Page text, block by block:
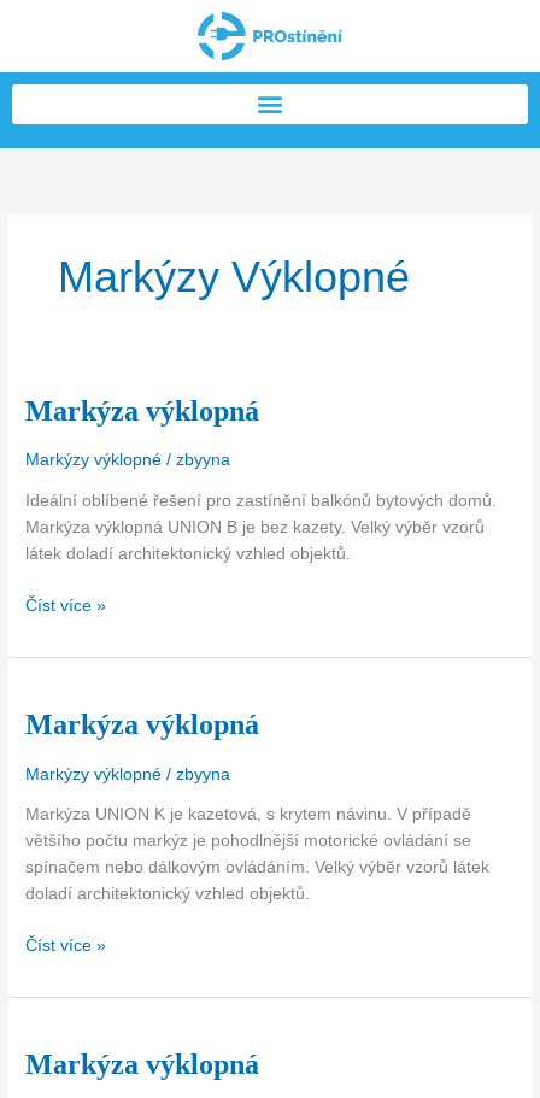
Markýzy Výklopné
Markýza výklopná
Markýzy výklopné /zbyyna
Ideální oblíbené řešení pro zastínění balkónů bytových domů.
Markýza výklopná UNION B je bez kazety. Velký výběr vzorů
látek doladí architektonický vzhled objektů.
Markýza
Číst více »
Markýza výklopná
Markýzy výklopné /zbyyna
Markýza UNION K je kazetová, s krytem návinu. V případě
většího počtu markýz je pohodlnější motorické ovládání se
spínačem nebo dálkovým ovládáním. Velký výběr vzorů látek
doladí architektonický vzhled objektů.
Markýza
Číst více »
Markýza výklopná
Markýza